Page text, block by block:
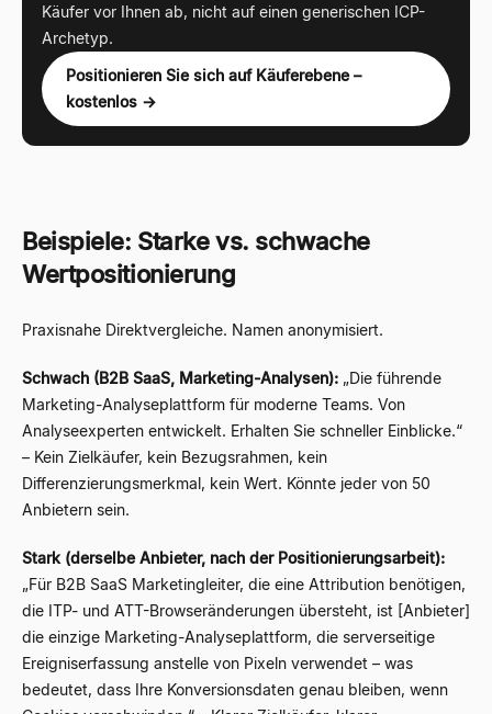
Käufer vor Ihnen ab, nicht auf einen generischen ICP-
Archetyp.
Positionieren Sie sich auf Käuferebene –
kostenlos →
Beispiele: Starke vs. schwache
Wertpositionierung
Praxisnahe Direktvergleiche. Namen anonymisiert.
Schwach (B2B SaaS, Marketing-Analysen): „Die führende
Marketing-Analyseplattform für moderne Teams. Von
Analyseexperten entwickelt. Erhalten Sie schneller Einblicke.“
– Kein Zielkäufer, kein Bezugsrahmen, kein
Differenzierungsmerkmal, kein Wert. Könnte jeder von 50
Anbietern sein.
Stark (derselbe Anbieter, nach der Positionierungsarbeit):
„Für B2B SaaS Marketingleiter, die eine Attribution benötigen,
die ITP- und ATT-Browseränderungen übersteht, ist [Anbieter]
die einzige Marketing-Analyseplattform, die serverseitige
Ereigniserfassung anstelle von Pixeln verwendet – was
bedeutet, dass Ihre Konversionsdaten genau bleiben, wenn